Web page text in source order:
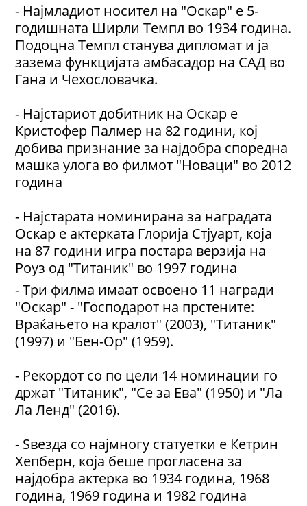
- Најмладиот носител на "Оскар" е 5-
годишната Ширли Темпл во 1934 година.
Подоцна Темпл станува дипломат и ја
зазема функцијата амбасадор на САД во
Гана и Чехословачка.
- Најстариот добитник на Оскар е
Кристофер Палмер на 82 години, кој
добива признание за најдобра споредна
машка улога во филмот "Новаци" во 2012
година
- Најстарата номинирана за наградата
Оскар е актерката Глорија Стјуарт, која
на 87 години игра постара верзија на
Роуз од "Титаник" во 1997 година
- Три филма имаат освоено 11 награди
"Оскар" - "Господарот на прстените:
Враќањето на кралот" (2003), "Титаник"
(1997) и "Бен-Ор" (1959).
- Рекордот со по цели 14 номинации го
држат "Титаник", "Се за Ева" (1950) и "Ла
Ла Ленд" (2016).
- Ѕвезда со најмногу статуетки е Кетрин
Хепберн, која беше прогласена за
најдобра актерка во 1934 година, 1968
година, 1969 година и 1982 година